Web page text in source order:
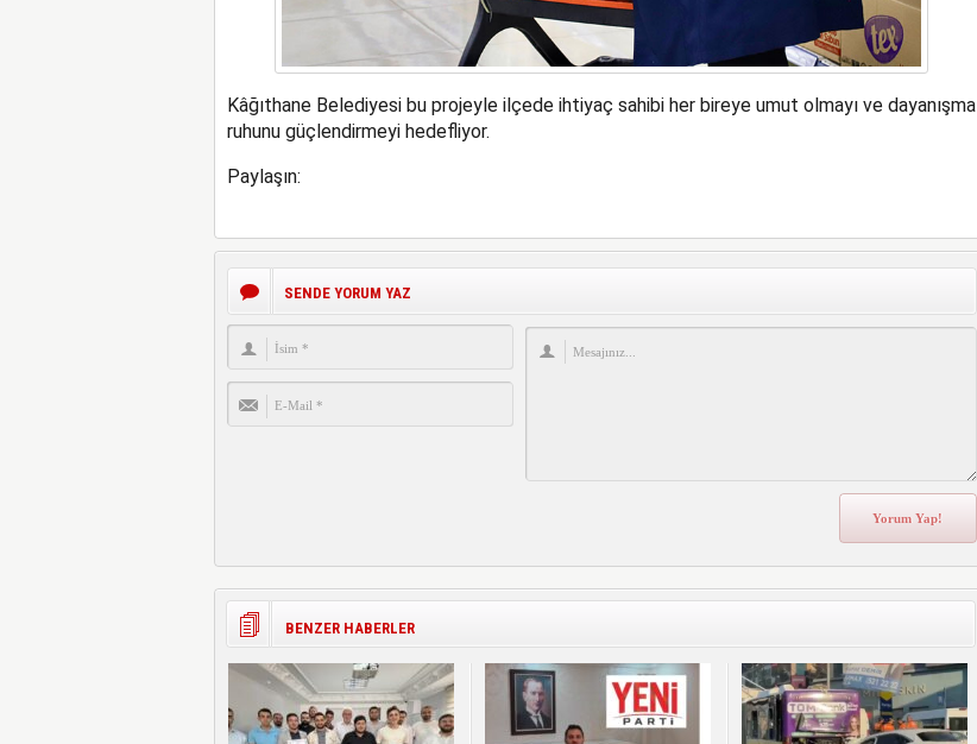
Kâğıthane Belediyesi bu projeyle ilçede ihtiyaç sahibi her bireye umut olmayı ve dayanışma
ruhunu güçlendirmeyi hedefliyor.
Paylaşın:
SENDE YORUM YAZ
BENZER HABERLER